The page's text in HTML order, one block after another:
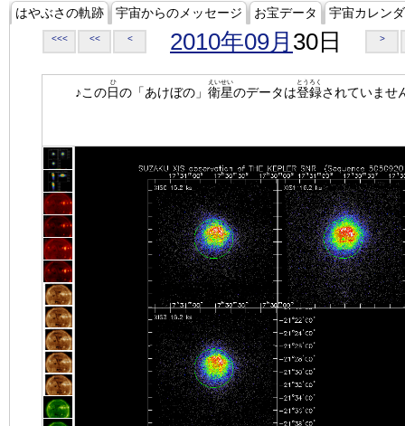
はやぶさの軌跡 宇宙からのメッセージ お宝データ 宇宙カレン
<<< << < 2010年09月 30日 >
♪この日
ひ
の「あけぼの」 衛星
えいせい
のデータは登録
とうろく
されていませ